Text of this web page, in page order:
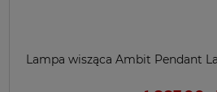
Lampa wisząca Ambit Pendant